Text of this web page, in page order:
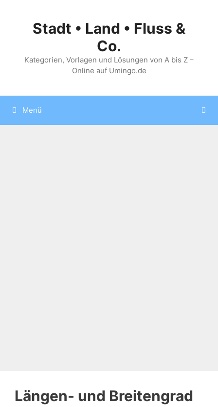
springenStadt • Land • Fluss &
Co.
Kategorien, Vorlagen und Lösungen von A bis Z –
Online auf Umingo.de
Menü
Längen- und Breitengrad